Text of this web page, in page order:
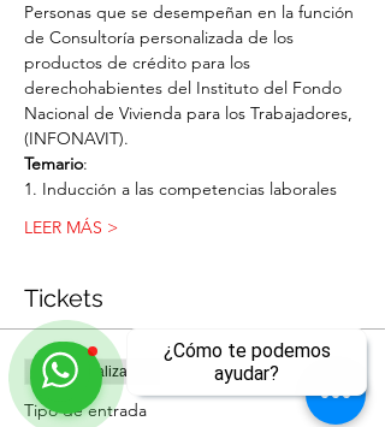
¿Cómo te podemos
ayudar?
Personas que se desempeñan en la función
de Consultoría personalizada de los
productos de crédito para los
derechohabientes del Instituto del Fondo
Nacional de Vivienda para los Trabajadores,
(INFONAVIT).
Temario:
1. Inducción a las competencias laborales
LEER MÁS >
Tickets
Venta finalizada
Tipo de entrada